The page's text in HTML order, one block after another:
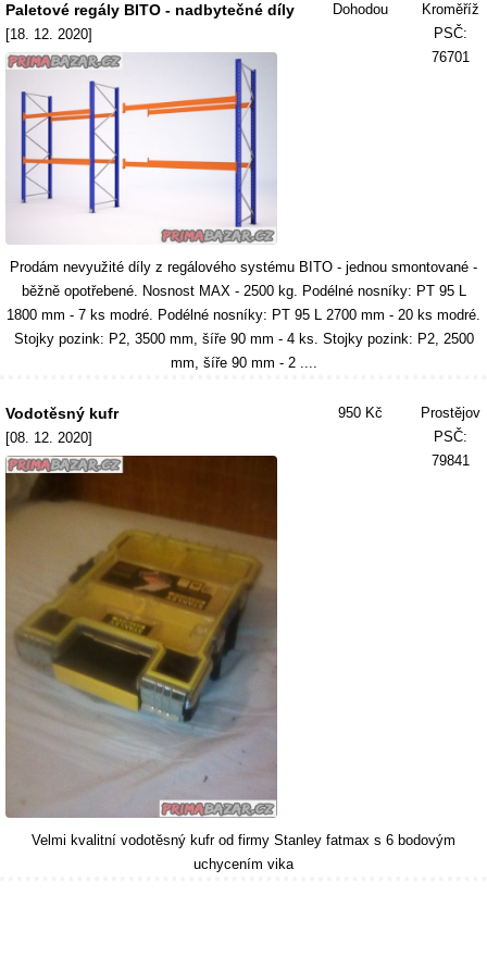
Paletové regály BITO - nadbytečné díly
[18. 12. 2020]
Dohodou
Kroměříž
PSČ:
76701
Prodám nevyužité díly z regálového systému BITO - jednou smontované -
běžně opotřebené. Nosnost MAX - 2500 kg. Podélné nosníky: PT 95 L
1800 mm - 7 ks modré. Podélné nosníky: PT 95 L 2700 mm - 20 ks modré.
Stojky pozink: P2, 3500 mm, šíře 90 mm - 4 ks. Stojky pozink: P2, 2500
mm, šíře 90 mm - 2 ....
Vodotěsný kufr
[08. 12. 2020]
950 Kč
Prostějov
PSČ:
79841
Velmi kvalitní vodotěsný kufr od firmy Stanley fatmax s 6 bodovým
uchycením vika